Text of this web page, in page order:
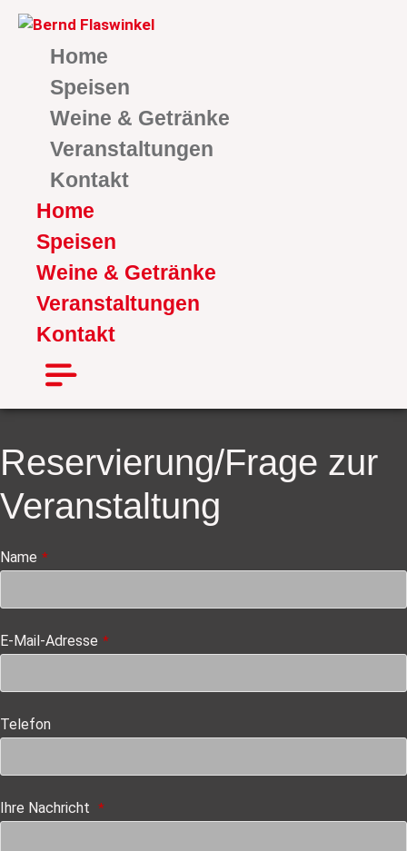
Zum
Inhalt
springenHome
Speisen
Weine & Getränke
Veranstaltungen
Kontakt
Home
Speisen
Weine & Getränke
Veranstaltungen
Kontakt
Reservierung/Frage zur
Veranstaltung
Name *
E-Mail-Adresse *
Telefon
Ihre Nachricht *